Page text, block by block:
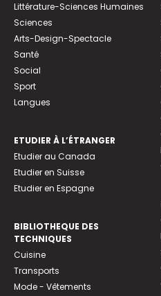
Littérature-Sciences Humaines
Sciences
Arts-Design-Spectacle
Santé
Social
Sport
Langues
ETUDIER À L’ÉTRANGER
Etudier au Canada
Etudier en Suisse
Etudier en Espagne
BIBLIOTHEQUE DES
TECHNIQUES
Cuisine
Transports
Mode - Vêtements